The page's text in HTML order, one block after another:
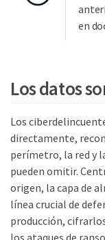
en
Los datos
Los
directamente,
perímetro, la red y
pueden omitir.
origen, la capa de
línea crucial de
producción,
los ataques de